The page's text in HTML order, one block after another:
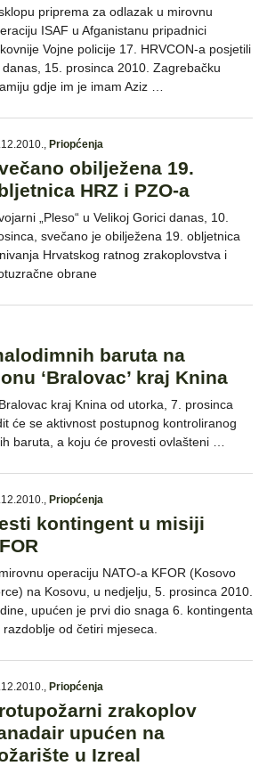
priprema za odlazak u mirovnu
ISAF u Afganistanu pripadnici
Vojne policije 17. HRVCON-a posjetili
danas, 15. prosinca 2010. Zagrebačku
gdje im je imam Aziz …
, Priopćenja
obilježena 19.
HRZ i PZO-a
„Pleso“ u Velikoj Gorici danas, 10.
svečano je obilježena 19. obljetnica
Hrvatskog ratnog zrakoplovstva i
obrane
baruta na
‘Bralovac’ kraj Knina
kraj Knina od utorka, 7. prosinca
će se aktivnost postupnog kontroliranog
baruta, a koju će provesti ovlašteni …
, Priopćenja
kontingent u misiji
operaciju NATO-a KFOR (Kosovo
na Kosovu, u nedjelju, 5. prosinca 2010.
upućen je prvi dio snaga 6. kontingenta
razdoblje od četiri mjeseca.
, Priopćenja
zrakoplov
upućen na
u Izreal